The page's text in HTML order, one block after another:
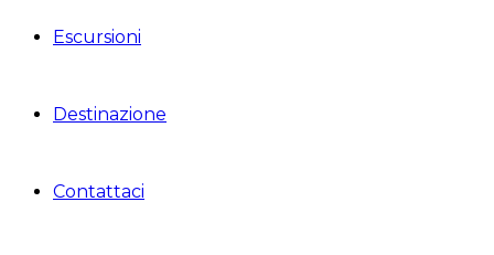
Escursioni
Destinazione
Contattaci